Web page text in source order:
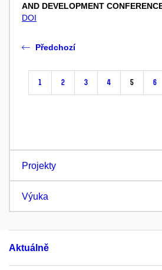
AND DEVELOPMENT
DOI
Předchozí
1 2 3 4 5 6
Projekty
Výuka
Aktuálně